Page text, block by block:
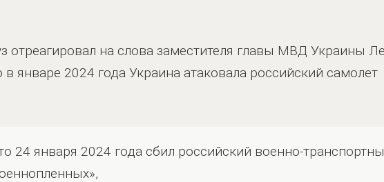
отреагировал на слова заместителя главы МВД Украины
январе 2024 года Украина атаковала российский самолет
24 января 2024 года сбил российский военно-